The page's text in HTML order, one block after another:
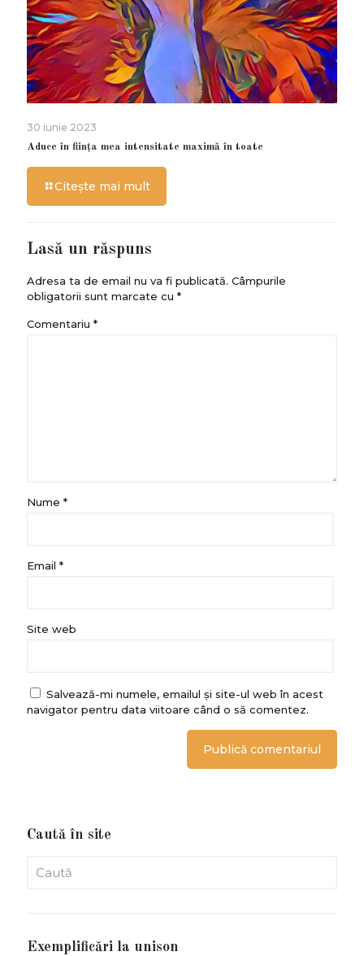
30 iunie 2023
Aduce în ființa mea intensitate maximă în toate
Citește mai mult
Lasă un răspuns
Adresa ta de email nu va fi publicată. Câmpurile
obligatorii sunt marcate cu *
Comentariu *
Nume *
Email *
Site web
Salvează-mi numele, emailul și site-ul web în acest
navigator pentru data viitoare când o să comentez.
Caută în site
Exemplificări la unison